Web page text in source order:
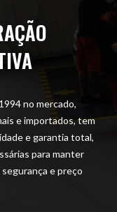
no mercado,
e importados, tem
e garantia total,
para manter
e preço